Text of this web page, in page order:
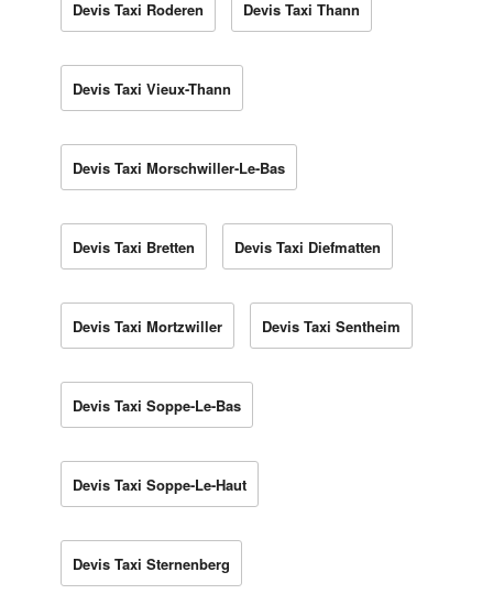
Devis Taxi Roderen Devis Taxi Thann
Devis Taxi Vieux-Thann
Devis Taxi Morschwiller-Le-Bas
Devis Taxi Bretten Devis Taxi Diefmatten
Devis Taxi Mortzwiller Devis Taxi Sentheim
Devis Taxi Soppe-Le-Bas
Devis Taxi Soppe-Le-Haut
Devis Taxi Sternenberg